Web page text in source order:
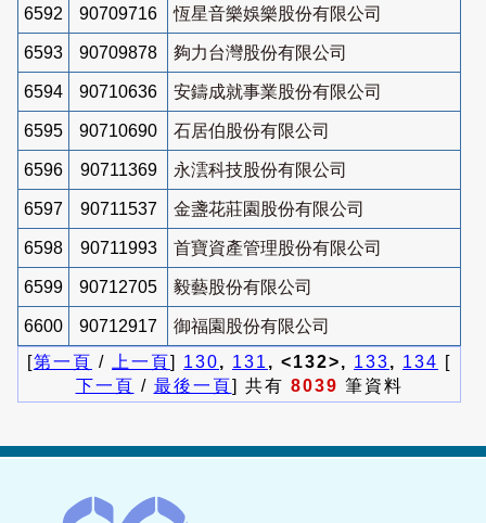
6592 90709716 恆星音樂娛樂股份有限公司
6593 90709878 夠力台灣股份有限公司
6594 90710636 安鑄成就事業股份有限公司
6595 90710690 石居伯股份有限公司
6596 90711369 永澐科技股份有限公司
6597 90711537 金盞花莊園股份有限公司
6598 90711993 首寶資產管理股份有限公司
6599 90712705 毅藝股份有限公司
6600 90712917
御福園股份有限公司
[第一頁 / 上一頁] 130, 131 , <132>, 133, 134 [
下一頁 / 最後一頁] 共有 8039 筆資料